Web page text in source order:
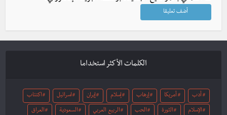
الكلمات الأكثر استخداما
أدب أمريكا إرهاب إسلام إيران اسرائيل اكتئاب
الإسلام الثورة الحب الربيع العربي السعودية العراق